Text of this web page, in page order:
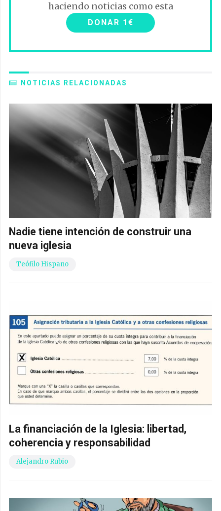
haciendo noticias como esta
DONAR 1€
NOTICIAS RELACIONADAS
Nadie tiene intención de construir una
nueva iglesia
Teófilo Hispano
La financiación de la Iglesia: libertad,
coherencia y responsabilidad
Alejandro Rubio